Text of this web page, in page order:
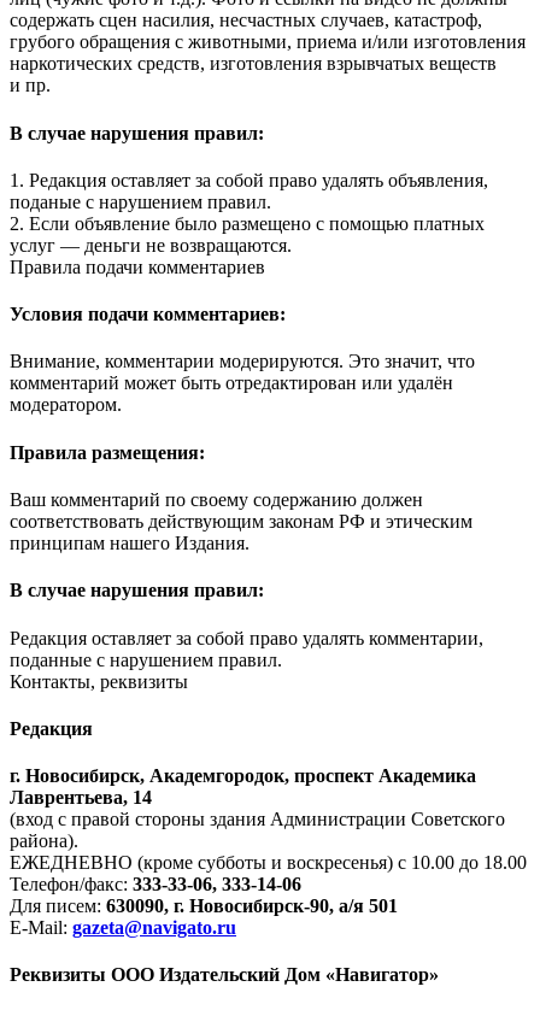
содержать сцен насилия, несчастных случаев, катастроф,
грубого обращения с животными, приема и/или изготовления
наркотических средств, изготовления взрывчатых веществ
и пр.
В случае нарушения правил:
1. Редакция оставляет за собой право удалять объявления,
поданые с нарушением правил.
2. Если объявление было размещено с помощью платных
услуг — деньги не возвращаются.
Правила подачи комментариев
Условия подачи комментариев:
Внимание, комментарии модерируются. Это значит, что
комментарий может быть отредактирован или удалён
модератором.
Правила размещения:
Ваш комментарий по своему содержанию должен
соответствовать действующим законам РФ и этическим
принципам нашего Издания.
В случае нарушения правил:
Редакция оставляет за собой право удалять комментарии,
поданные с нарушением правил.
Контакты, реквизиты
Редакция
г. Новосибирск, Академгородок, проспект Академика
Лаврентьева, 14
(вход с правой стороны здания Администрации Советского
района).
ЕЖЕДНЕВНО (кроме субботы и воскресенья) с 10.00 до 18.00
Телефон/факс: 333-33-06, 333-14-06
Для писем: 630090, г. Новосибирск-90, а/я 501
E-Mail: gazeta@navigato.ru
Реквизиты ООО Издательский Дом «Навигатор»